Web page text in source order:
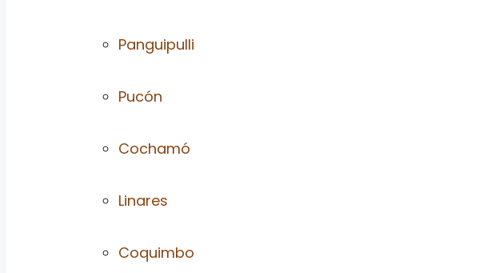
Panguipulli
Pucón
Cochamó
Linares
Coquimbo